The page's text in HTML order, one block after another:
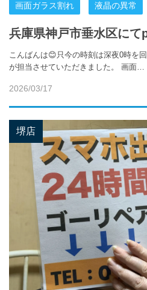
画面ガラス割れ 液晶の異常
兵庫県神戸市垂水区に
こんばんは😊只今の時刻は深夜0時を
が担当させていただきました。 画面…
2026/03/17
堺店